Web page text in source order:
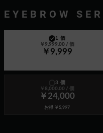
EYEBROW
1 個
￥9,999.00 / 個
￥9,999
3 個
￥8,000.00 / 個
￥24,000
お得 ￥5,997